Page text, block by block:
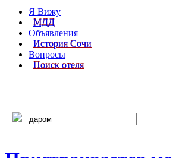
Я Вижу
МДД
Объявления
История Сочи
Вопросы
Поиск отеля